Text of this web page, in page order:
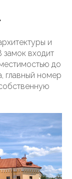
и
входит
до
главный номер